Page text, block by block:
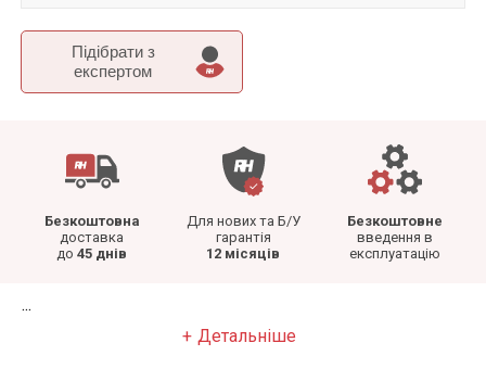
Підібрати з
експертом
Безкоштовна
доставка
до 45 днів
Для нових та Б/У
гарантія
12 місяців
Безкоштовне
введення в
експлуатацію
...
Детальніше